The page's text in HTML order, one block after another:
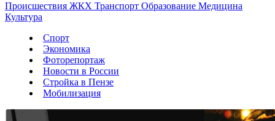
Происшествия ЖКХ Транспорт Образование Медицина
Культура
Спорт
Экономика
Фоторепортаж
Новости в России
Стройка в Пензе
Мобилизация